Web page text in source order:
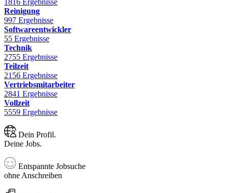
1816 Ergebnisse
Reinigung
997 Ergebnisse
Softwareentwickler
55 Ergebnisse
Technik
2755 Ergebnisse
Teilzeit
2156 Ergebnisse
Vertriebsmitarbeiter
2841 Ergebnisse
Vollzeit
5559 Ergebnisse
Dein Profil.
Deine Jobs.
Entspannte Jobsuche
ohne Anschreiben